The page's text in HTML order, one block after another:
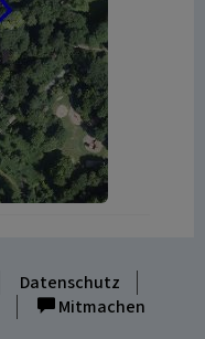
Datenschutz
Mitmachen